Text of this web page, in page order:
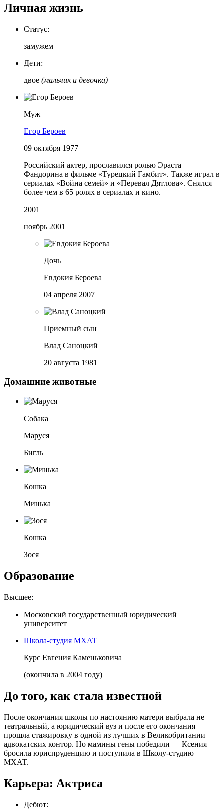
Личная жизнь
Статус:
замужем
Дети:
двое (мальчик и девочка)
Муж
Егор Бероев
09 октября 1977
Российский актер, прославился ролью Эраста
Фандорина в фильме «Турецкий Гамбит». Также играл в
сериалах «Война семей» и «Перевал Дятлова». Снялся
более чем в 65 ролях в сериалах и кино.
2001
ноябрь 2001
Дочь
Евдокия Бероева
04 апреля 2007
Приемный сын
Влад Саноцкий
20 августа 1981
Домашние животные
Собака
Маруся
Бигль
Кошка
Минька
Кошка
Зося
Образование
Высшее:
Московский государственный юридический
университет
Школа-студия МХАТ
Курс Евгения Каменьковича
(окончила в 2004 году)
До того, как стала известной
После окончания школы по настоянию матери выбрала не
театральный, а юридический вуз и после его окончания
прошла стажировку в одной из лучших в Великобритании
адвокатских контор. Но мамины гены победили — Ксения
бросила юриспруденцию и поступила в Школу-студию
МХАТ.
Карьера: Актриса
Дебют: